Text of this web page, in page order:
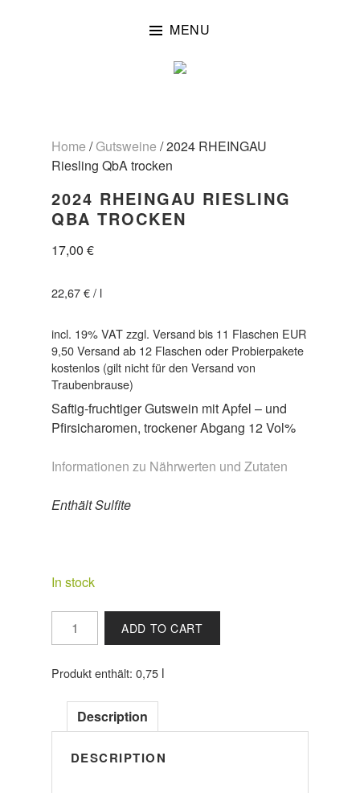
MENU
Home /Gutsweine / 2024 RHEINGAU
Riesling QbA trocken
2024 RHEINGAU RIESLING
QBA TROCKEN
17,00 €
22,67€/ l
incl. 19% VATzzgl. Versand bis 11 Flaschen EUR
9,50 Versand ab 12 Flaschen oder Probierpakete
kostenlos (gilt nicht für den Versand von
Traubenbrause)
Saftig-fruchtiger Gutswein mit Apfel – und
Pfirsicharomen, trockener Abgang 12 Vol%
Informationen zu Nährwerten und Zutaten
Enthält Sulfite
In stock
2024
RHEINGAU
QbA
trocken
quantity
ADD TO CART
Produkt enthält: 0,75 l
Description
DESCRIPTION